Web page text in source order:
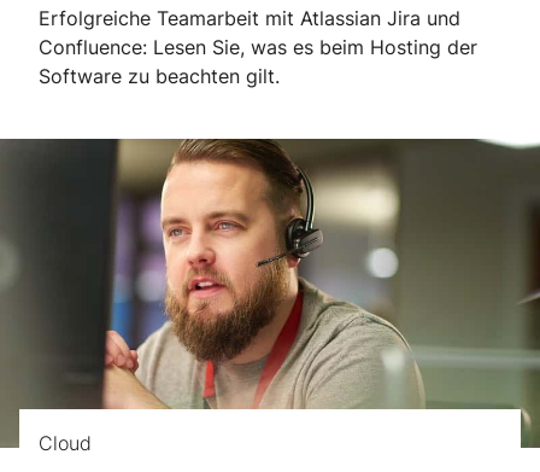
Erfolgreiche Teamarbeit mit Atlassian Jira und
Confluence: Lesen Sie, was es beim Hosting der
Software zu beachten gilt.
Cloud